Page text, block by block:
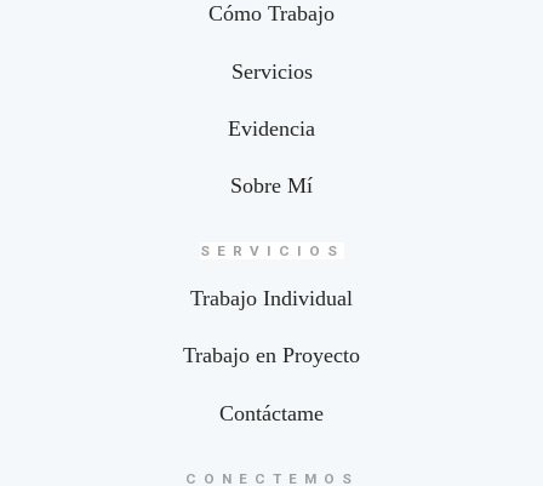
Cómo Trabajo
Servicios
Evidencia
Sobre Mí
SERVICIOS
Trabajo Individual
Trabajo en Proyecto
Contáctame
CONECTEMOS